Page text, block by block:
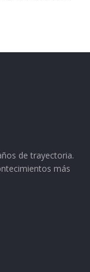
de trayectoria.
más